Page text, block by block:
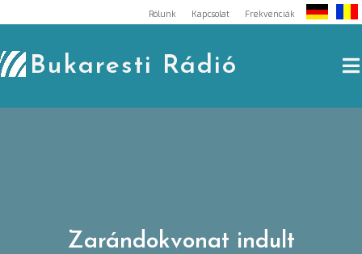
to
content
Rólunk Kapcsolat Frekvenciák
Bukaresti Rádió
Zarándokvonat indult